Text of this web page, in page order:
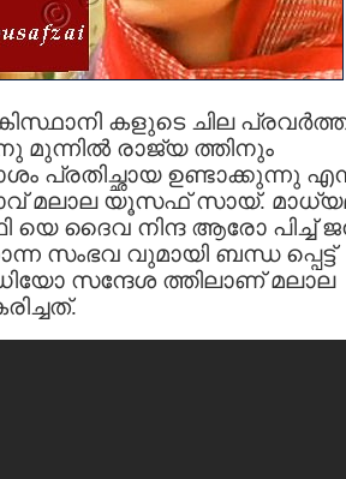
കളുടെ ചില
മുന്നില്‍ രാജ്യ ത്തിനും
പ്രതിച്ഛായ ഉണ്ടാക്കുന്നു
മലാല യൂസഫ് സായ്.
യെ ദൈവ നിന്ദ ആരോ പിച്ച്
സംഭവ വുമായി ബന്ധ പ്പെട്ട്
സന്ദേശ ത്തിലാണ് മലാല